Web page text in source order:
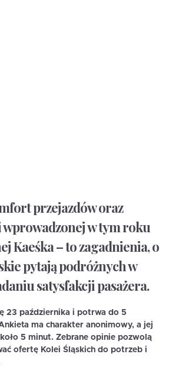
przejazdów oraz
w tym roku
Kaeśka – to zagadnienia, o
pytają podróżnych w
satysfakcji pasażera.
23 października i potrwa do 5
ma charakter anonimowy, a jej
5 minut. Zebrane opinie pozwolą
ofertę Kolei Śląskich do potrzeb i